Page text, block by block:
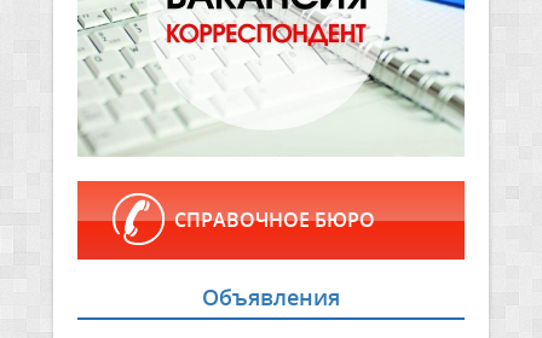
СПРАВОЧНОЕ БЮРО
Объявления